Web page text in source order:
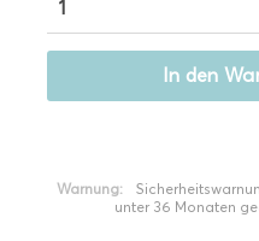
In den
Warnung:
unter 36 Monaten